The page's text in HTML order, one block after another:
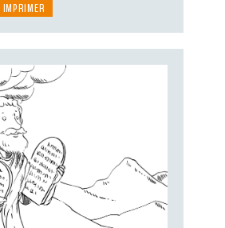
IMPRIMER